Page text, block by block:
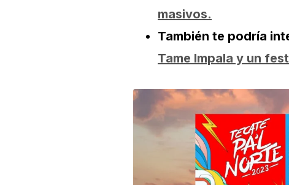
masivos.
También te podría
Tame Impala y un